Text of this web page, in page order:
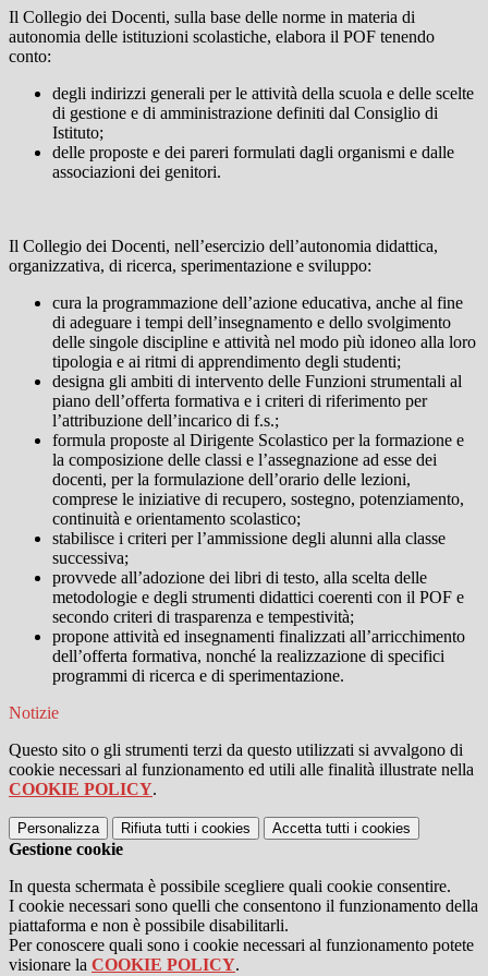
Il Collegio dei Docenti, sulla base delle norme in materia di
autonomia delle istituzioni scolastiche, elabora il POF tenendo
conto:
degli indirizzi generali per le attività della scuola e delle scelte
di gestione e di amministrazione definiti dal Consiglio di
Istituto;
delle proposte e dei pareri formulati dagli organismi e dalle
associazioni dei genitori.
Il Collegio dei Docenti, nell’esercizio dell’autonomia didattica,
organizzativa, di ricerca, sperimentazione e sviluppo:
cura la programmazione dell’azione educativa, anche al fine
di adeguare i tempi dell’insegnamento e dello svolgimento
delle singole discipline e attività nel modo più idoneo alla loro
tipologia e ai ritmi di apprendimento degli studenti;
designa gli ambiti di intervento delle Funzioni strumentali al
piano dell’offerta formativa e i criteri di riferimento per
l’attribuzione dell’incarico di f.s.;
formula proposte al Dirigente Scolastico per la formazione e
la composizione delle classi e l’assegnazione ad esse dei
docenti, per la formulazione dell’orario delle lezioni,
comprese le iniziative di recupero, sostegno, potenziamento,
continuità e orientamento scolastico;
stabilisce i criteri per l’ammissione degli alunni alla classe
successiva;
provvede all’adozione dei libri di testo, alla scelta delle
metodologie e degli strumenti didattici coerenti con il POF e
secondo criteri di trasparenza e tempestività;
propone attività ed insegnamenti finalizzati all’arricchimento
dell’offerta formativa, nonché la realizzazione di specifici
programmi di ricerca e di sperimentazione.
Notizie
Questo sito o gli strumenti terzi da questo utilizzati si avvalgono di
cookie necessari al funzionamento ed utili alle finalità illustrate nella
COOKIE POLICY.
Personalizza Rifiuta tutti i cookies Accetta tutti i cookies
Gestione cookie
In questa schermata è possibile scegliere quali cookie consentire.
I cookie necessari sono quelli che consentono il funzionamento della
piattaforma e non è possibile disabilitarli.
Per conoscere quali sono i cookie necessari al funzionamento potete
visionare la COOKIE POLICY.